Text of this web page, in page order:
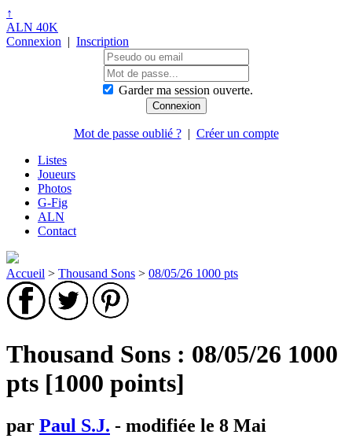
↑
ALN 40K
Connexion | Inscription
Garder ma session ouverte.
Mot de passe oublié ?| Créer un compte
Listes
Joueurs
Photos
G-Fig
ALN
Contact
Accueil > Thousand Sons > 08/05/26 1000 pts
Thousand Sons : 08/05/26 1000
pts [1000 points]
par Paul S.J. - modifiée le 8 Mai